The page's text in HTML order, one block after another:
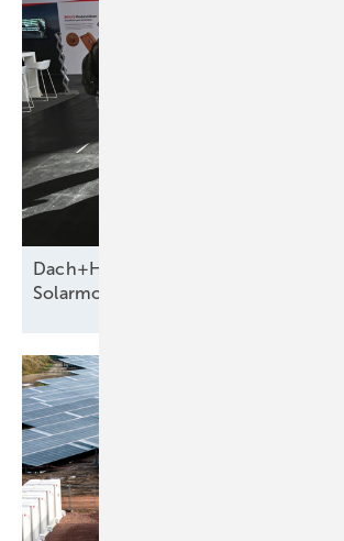
Dach+Holz 2026 zeigt neue Systeme
Solarmontage